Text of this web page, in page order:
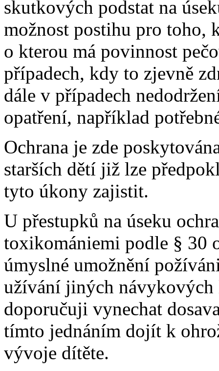
skutkových podstat na
možnost postihu pro toho,
o kterou má povinnost
případech, kdy to zjevně
dále v případech
opatření, například
Ochrana je zde
starších dětí již lze
tyto úkony zajistit.
U přestupků na úseku
toxikomániemi podle § 30
úmyslné umožnění
užívání jiných návykových
doporučuji vynechat
tímto jednáním dojít k
vývoje dítěte.